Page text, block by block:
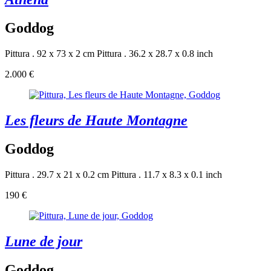
Goddog
Pittura . 92 x 73 x 2 cm Pittura . 36.2 x 28.7 x 0.8 inch
2.000 €
Les fleurs de Haute Montagne
Goddog
Pittura . 29.7 x 21 x 0.2 cm Pittura . 11.7 x 8.3 x 0.1 inch
190 €
Lune de jour